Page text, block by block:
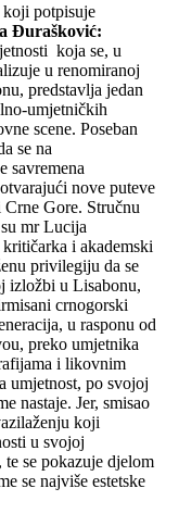
koji potpisuje
Đurašković:
koja se, u
u renomiranoj
predstavlja jedan
umjetničkih
scene. Poseban
se na
savremena
nove puteve
Gore. Stručnu
mr Lucija
i akademski
privilegiju da se
izložbi u Lisabonu,
crnogorski
u rasponu od
preko umjetnika
i likovnim
umjetnost, po svojoj
nastaje. Jer, smisao
koji
u svojoj
se pokazuje djelom
se najviše estetske